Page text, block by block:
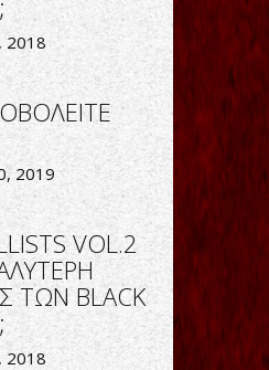
2018
2019
VOL.2
ΤΩΝ BLACK
2018